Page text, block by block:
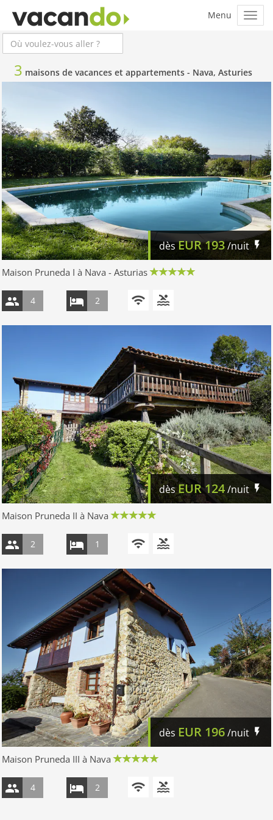
3 maisons de vacances et appartements - Nava, Asturies
dèsEUR193/nuit
Maison Pruneda I à Nava - Asturias
4 2
dèsEUR124/nuit
Maison Pruneda II à Nava
2 1
dès EUR 196/nuit
Maison Pruneda III à Nava
4 2